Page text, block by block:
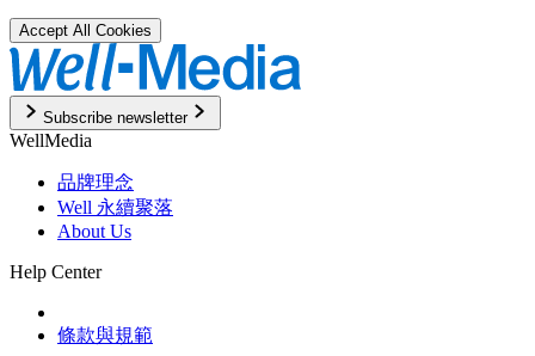
Accept All Cookies
Subscribe newsletter
WellMedia
品牌理念
Well 永續聚落
About Us
Help Center
條款與規範